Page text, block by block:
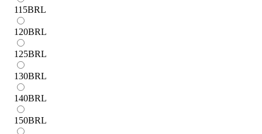
115BRL
120BRL
125BRL
130BRL
140BRL
150BRL